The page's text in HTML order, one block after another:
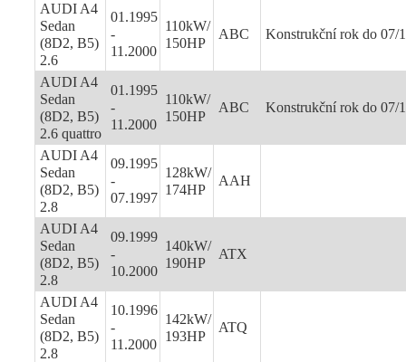
AUDI A4
Sedan
(8D2, B5)
2.6
01.1995
-
11.2000
110kW/
150HP
ABC Konstrukční rok do 07/
AUDI A4
Sedan
(8D2, B5)
2.6 quattro
01.1995
-
11.2000
110kW/
150HP
ABC Konstrukční rok do 07/
AUDI A4
Sedan
(8D2, B5)
2.8
09.1995
-
07.1997
128kW/
174HP
AAH
AUDI A4
Sedan
(8D2, B5)
2.8
09.1999
-
10.2000
140kW/
190HP
ATX
AUDI A4
Sedan
(8D2, B5)
2.8
10.1996
-
11.2000
142kW/
193HP
ATQ